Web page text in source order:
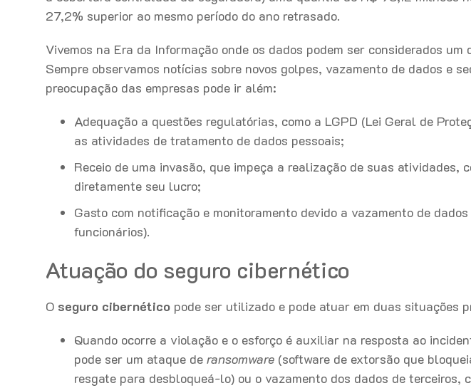
27,2% superior ao mesmo período do ano retrasado.
Vivemos na Era da Informação onde os dados podem ser considerados um
Sempre observamos notícias sobre novos golpes, vazamento de dados e
preocupação das empresas pode ir além:
Adequação a questões regulatórias, como a LGPD (Lei Geral de
as atividades de tratamento de dados pessoais;
Receio de uma invasão, que impeça a realização de suas atividades,
diretamente seu lucro;
Gasto com notificação e monitoramento devido a vazamento de
funcionários).
Atuação do seguro cibernético
O seguro cibernético pode ser utilizado e pode atuar em duas situações
Quando ocorre a violação e o esforço é auxiliar na resposta ao
pode ser um ataque de ransomware (software de extorsão que
resgate para desbloqueá-lo) ou o vazamento dos dados de terceiros,